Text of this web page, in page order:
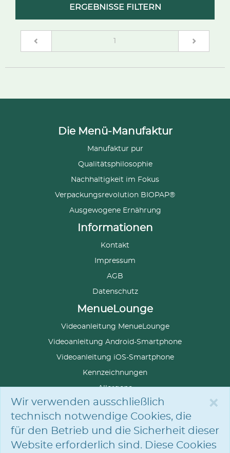
×
Wir verwenden ausschließlich
technisch notwendige Cookies, die
für den Betrieb und die Sicherheit dieser
Website erforderlich sind. Diese Cookies
ERGEBNISSE FILTERN
1
Die Menü-Manufaktur
Manufaktur pur
Qualitätsphilosophie
Nachhaltigkeit im Fokus
Verpackungsrevolution BIOPAP®
Ausgewogene Ernährung
Informationen
Kontakt
Impressum
AGB
Datenschutz
MenueLounge
Videoanleitung MenueLounge
Videoanleitung Android-Smartphone
Videoanleitung iOS-Smartphone
Kennzeichnungen
Allergene
SPRACHE
AUSWÄHLEN